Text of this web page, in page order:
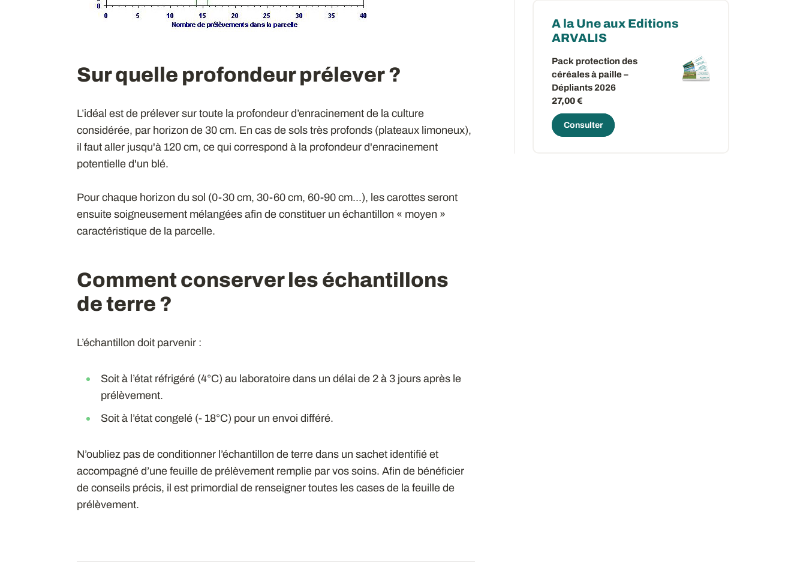
Sur quelle profondeur prélever ?
L’idéal est de prélever sur toute la profondeur d’enracinement de la culture
considérée, par horizon de 30 cm. En cas de sols très profonds (plateaux limoneux),
il faut aller jusqu'à 120 cm, ce qui correspond à la profondeur d'enracinement
potentielle d'un blé.
Pour chaque horizon du sol (0-30 cm, 30-60 cm, 60-90 cm...), les carottes seront
ensuite soigneusement mélangées afin de constituer un échantillon « moyen »
caractéristique de la parcelle.
Comment conserver les échantillons
de terre ?
L’échantillon doit parvenir :
Soit à l’état réfrigéré (4°C) au laboratoire dans un délai de 2 à 3 jours après le
prélèvement.
Soit à l’état congelé (- 18°C) pour un envoi différé.
N’oubliez pas de conditionner l’échantillon de terre dans un sachet identifié et
accompagné d’une feuille de prélèvement remplie par vos soins. Afin de bénéficier
de conseils précis, il est primordial de renseigner toutes les cases de la feuille de
prélèvement.
A la Une aux Editions
ARVALIS
Pack protection des
céréales à paille –
Dépliants 2026
27,00 €
Consulter